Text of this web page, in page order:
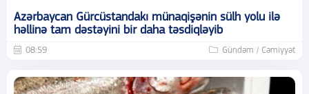
Azərbaycan Gürcüstandakı münaqişənin sülh yolu ilə
həllinə tam dəstəyini bir daha təsdiqləyib
08:59 Gündəm / Cəmiyyət